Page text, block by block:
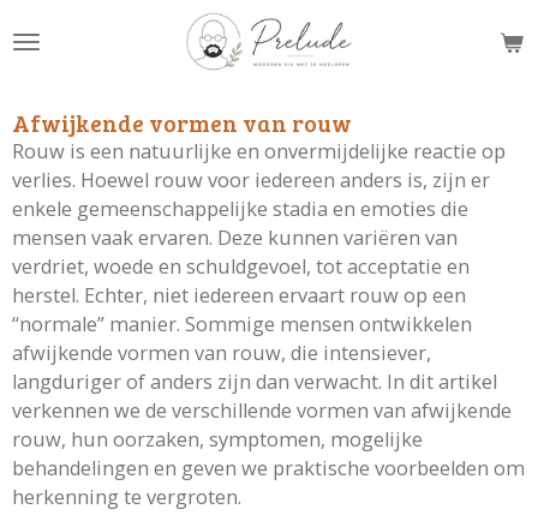
direct
de
hoofdinhoud
Afwijkende vormen van rouw
Rouw is een natuurlijke en onvermijdelijke reactie op
verlies. Hoewel rouw voor iedereen anders is, zijn er
enkele gemeenschappelijke stadia en emoties die
mensen vaak ervaren. Deze kunnen variëren van
verdriet, woede en schuldgevoel, tot acceptatie en
herstel. Echter, niet iedereen ervaart rouw op een
“normale” manier. Sommige mensen ontwikkelen
afwijkende vormen van rouw, die intensiever,
langduriger of anders zijn dan verwacht. In dit artikel
verkennen we de verschillende vormen van afwijkende
rouw, hun oorzaken, symptomen, mogelijke
behandelingen en geven we praktische voorbeelden om
herkenning te vergroten.